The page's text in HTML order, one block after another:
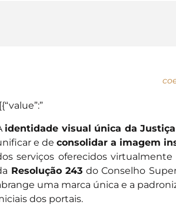
identidade visual única da
e deconsolidar a imagem
serviços oferecidos
Resolução 243 do Conselho
uma marca única e a
dos portais.